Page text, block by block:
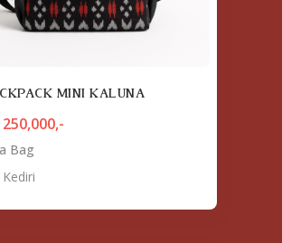
MINI KALUNA
250,000,-
Bag
Kediri